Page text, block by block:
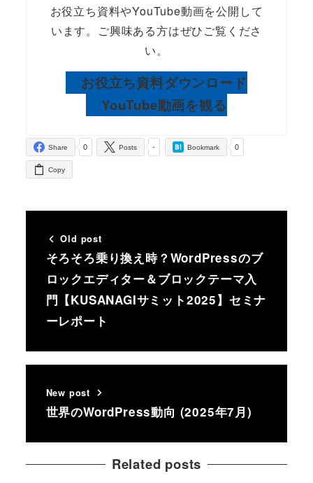
お役立ち資料やYouTube動画を公開して
います。ご興味ある方はぜひご覧くださ
い。
お役立ち資料ダウンロード
YouTube動画を観る
0
Share -
Posts 0
Bookmark
Copy
Old post
そろそろ乗り換え時？WordPressのブ
ロックエディター＆ブロックテーマ入
門【KUSANAGIサミット2025】セミナ
ーレポート
New post
世界のWordPress動向 (2025年7月)
Related posts